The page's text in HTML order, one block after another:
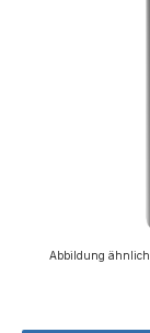
Abbildung ähnlich